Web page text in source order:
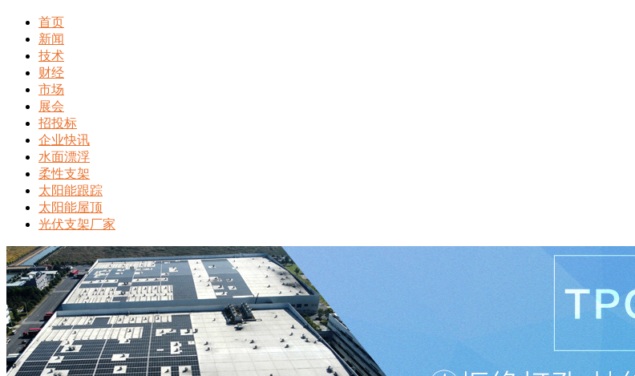
首页
新闻
技术
财经
市场
展会
招投标
企业快讯
水面漂浮
柔性支架
太阳能跟踪
太阳能屋顶
光伏支架厂家